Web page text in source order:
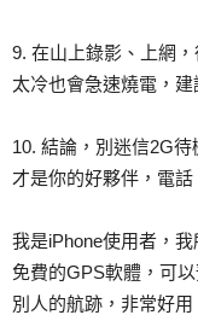
9. 在山上錄影、上網
太冷也會急速燒電，
10. 結論，別迷信2G
才是你的好夥伴，電
我是iPhone使用者，
免費的GPS軟體，可
別人的航跡，非常好用